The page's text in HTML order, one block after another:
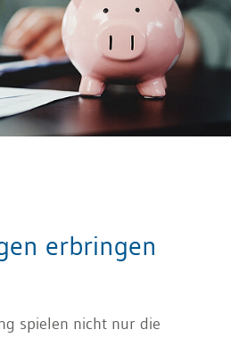
erbringen
spielen nicht nur die